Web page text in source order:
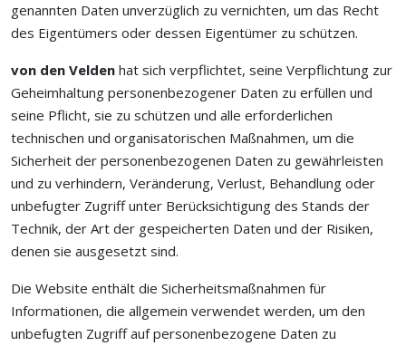
genannten Daten unverzüglich zu vernichten, um das Recht
des Eigentümers oder dessen Eigentümer zu schützen.
von den Velden hat sich verpflichtet, seine Verpflichtung zur
Geheimhaltung personenbezogener Daten zu erfüllen und
seine Pflicht, sie zu schützen und alle erforderlichen
technischen und organisatorischen Maßnahmen, um die
Sicherheit der personenbezogenen Daten zu gewährleisten
und zu verhindern, Veränderung, Verlust, Behandlung oder
unbefugter Zugriff unter Berücksichtigung des Stands der
Technik, der Art der gespeicherten Daten und der Risiken,
denen sie ausgesetzt sind.
Die Website enthält die Sicherheitsmaßnahmen für
Informationen, die allgemein verwendet werden, um den
unbefugten Zugriff auf personenbezogene Daten zu